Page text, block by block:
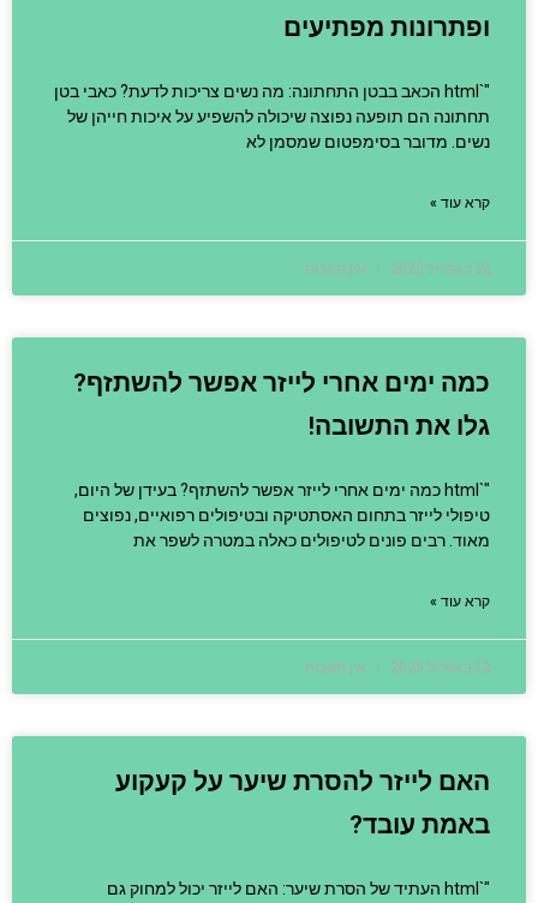
ופתרונות מפתיעים
"`html הכאב בבטן התחתונה: מה נשים צריכות לדעת? כאבי בטן
תחתונה הם תופעה נפוצה שיכולה להשפיע על איכות חייהן של
נשים. מדובר בסימפטום שמסמן לא
קרא עוד »
12 באפריל 2025 אין תגובות
כמה ימים אחרי לייזר אפשר להשתזף?
גלו את התשובה!
"`html כמה ימים אחרי לייזר אפשר להשתזף? בעידן של היום,
טיפולי לייזר בתחום האסתטיקה ובטיפולים רפואיים, נפוצים
מאוד. רבים פונים לטיפולים כאלה במטרה לשפר את
קרא עוד »
12 באפריל 2025 אין תגובות
האם לייזר להסרת שיער על קעקוע
באמת עובד?
"`html העתיד של הסרת שיער: האם לייזר יכול למחוק גם